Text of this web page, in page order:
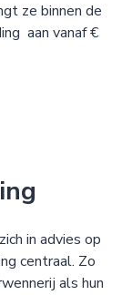
ze binnen de
aan vanaf €
in advies op
centraal. Zo
als hun